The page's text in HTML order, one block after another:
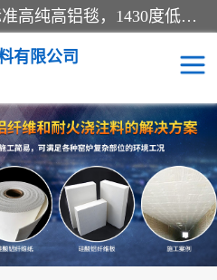
1260卷毡针刺毯，1360标准高纯高铝毯，1430度低锆锆铝含锆毯，普通挡渣棉卷毡，防火纸、挡火板、隔热垫片模块、棉块、折叠块、散棉高温固化剂价格规格密度多少钱图片视频立方平米参数指标
有限公司
硅酸铝纤维纸
高铝毯
硅酸铝折叠块